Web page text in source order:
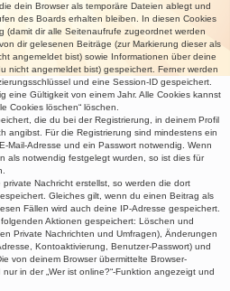
dein Browser als temporäre Dateien ablegt und
des Boards erhalten bleiben. In diesen Cookies
(damit dir alle Seitenaufrufe zugeordnet werden
dir gelesenen Beiträge (zur Markierung dieser als
angemeldet bist) sowie Informationen über deine
nicht angemeldet bist) gespeichert. Ferner werden
und eine Session-ID gespeichert.
eine Gültigkeit von einem Jahr. Alle Cookies kannst
Cookies löschen“ löschen.
die du bei der Registrierung, in deinem Profil
angibst. Für die Registrierung sind mindestens ein
Mail-Adresse und ein Passwort notwendig. Wenn
als notwendig festgelegt wurden, so ist dies für
Nachricht erstellst, so werden die dort
Gleiches gilt, wenn du einen Beitrag als
Fällen wird auch deine IP-Adresse gespeichert.
Aktionen gespeichert: Löschen und
Private Nachrichten und Umfragen), Änderungen
Kontoaktivierung, Benutzer-Passwort) und
von deinem Browser übermittelte Browser-
in der „Wer ist online?“-Funktion angezeigt und